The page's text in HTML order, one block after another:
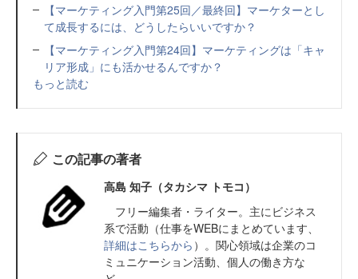
【マーケティング入門第25回／最終回】マーケターとし
て成長するには、どうしたらいいですか？
【マーケティング入門第24回】マーケティングは「キャ
リア形成」にも活かせるんですか？
もっと読む
この記事の著者
高島 知子（タカシマ トモコ）
フリー編集者・ライター。主にビジネス
系で活動（仕事をWEBにまとめています、
詳細はこちらから ）。関心領域は企業のコ
ミュニケーション活動、個人の働き方な